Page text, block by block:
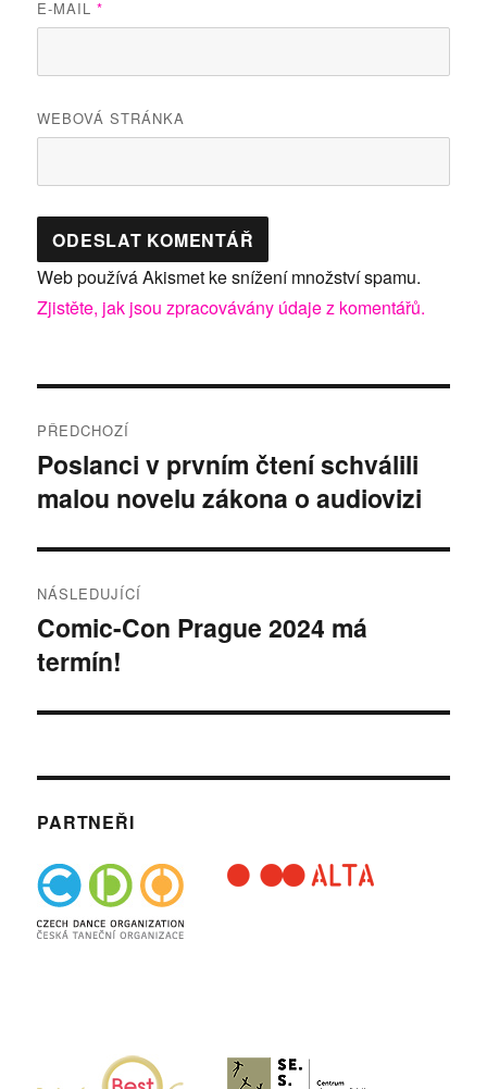
E-MAIL*
WEBOVÁ STRÁNKA
Web používá Akismet ke snížení množství spamu.
Zjistěte, jak jsou zpracovávány údaje z komentářů.
pro
příspěvek
PŘEDCHOZÍ
Předchozí
příspěvek:
Poslanci v prvním čtení schválili
malou novelu zákona o audiovizi
NÁSLEDUJÍCÍ
Následující
příspěvek:
Comic-Con Prague 2024 má
termín!
PARTNEŘI